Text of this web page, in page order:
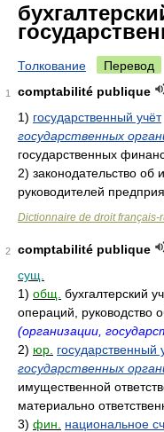
Толкование Перевод
1
comptabilité publique
1) государственный учёт
государственных
государственных
2) законодательство об
руководителей
Dictionnaire de droit français-
2
comptabilité publique
сущ.
1) общ. бухгалтерский
операций,
(организации,
2) юр. государственный
государственных
имущественной
материально
3) фин. национальное